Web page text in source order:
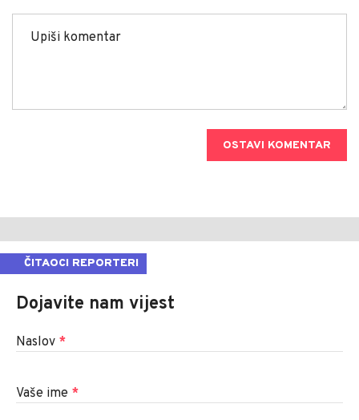
OSTAVI KOMENTAR
ČITAOCI REPORTERI
Dojavite nam vijest
Naslov *
Vaše ime *